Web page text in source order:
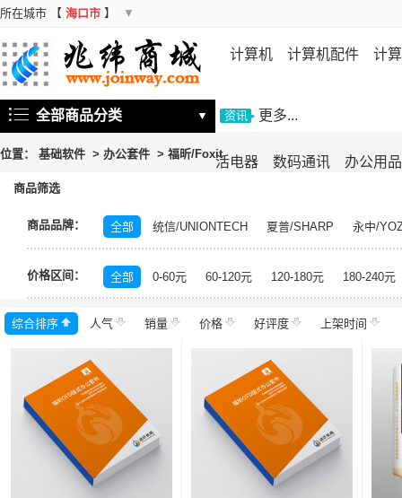
所在城市 【 海口市 】 ▼
计算机 计算机配件 计
机 存储设备
活电器 数码通讯 办公用品
全部商品分类 ▼ 资讯 更多...
位置： 基础软件 > 办公套件 > 福昕/Foxit
商品筛选
商品品牌： 全部 统信/UNIONTECH 夏普/SHARP
永中/
中科方德/nfs-china
银河麒麟/KYLIN
神州网信/
福昕
兴唐 书生 中科方德 北信源
达梦数
数科
中电科金仓 银河 金碟 东方通 金蝶
价格区间： 全部 0-60元 60-120元 120-180元 180-240元
综合排序 人气 销量 价格 好评度 上架时间